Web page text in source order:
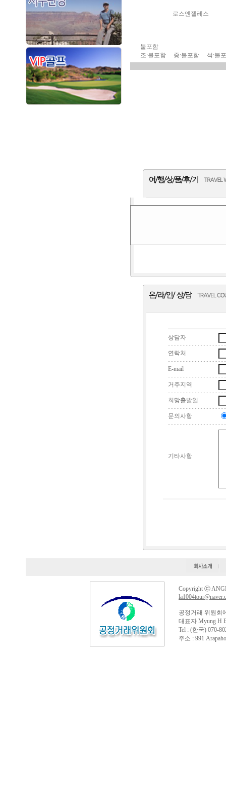
로스엔젤레스
불포함
조:불포함 중:불포함 석:불
Copyright ⓒ
공정거래 위원회
대표자 Myung H
Tel : (한국) 070-
주소 : 991